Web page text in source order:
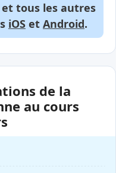
tous les autres
iOS et Android.
de la
au cours